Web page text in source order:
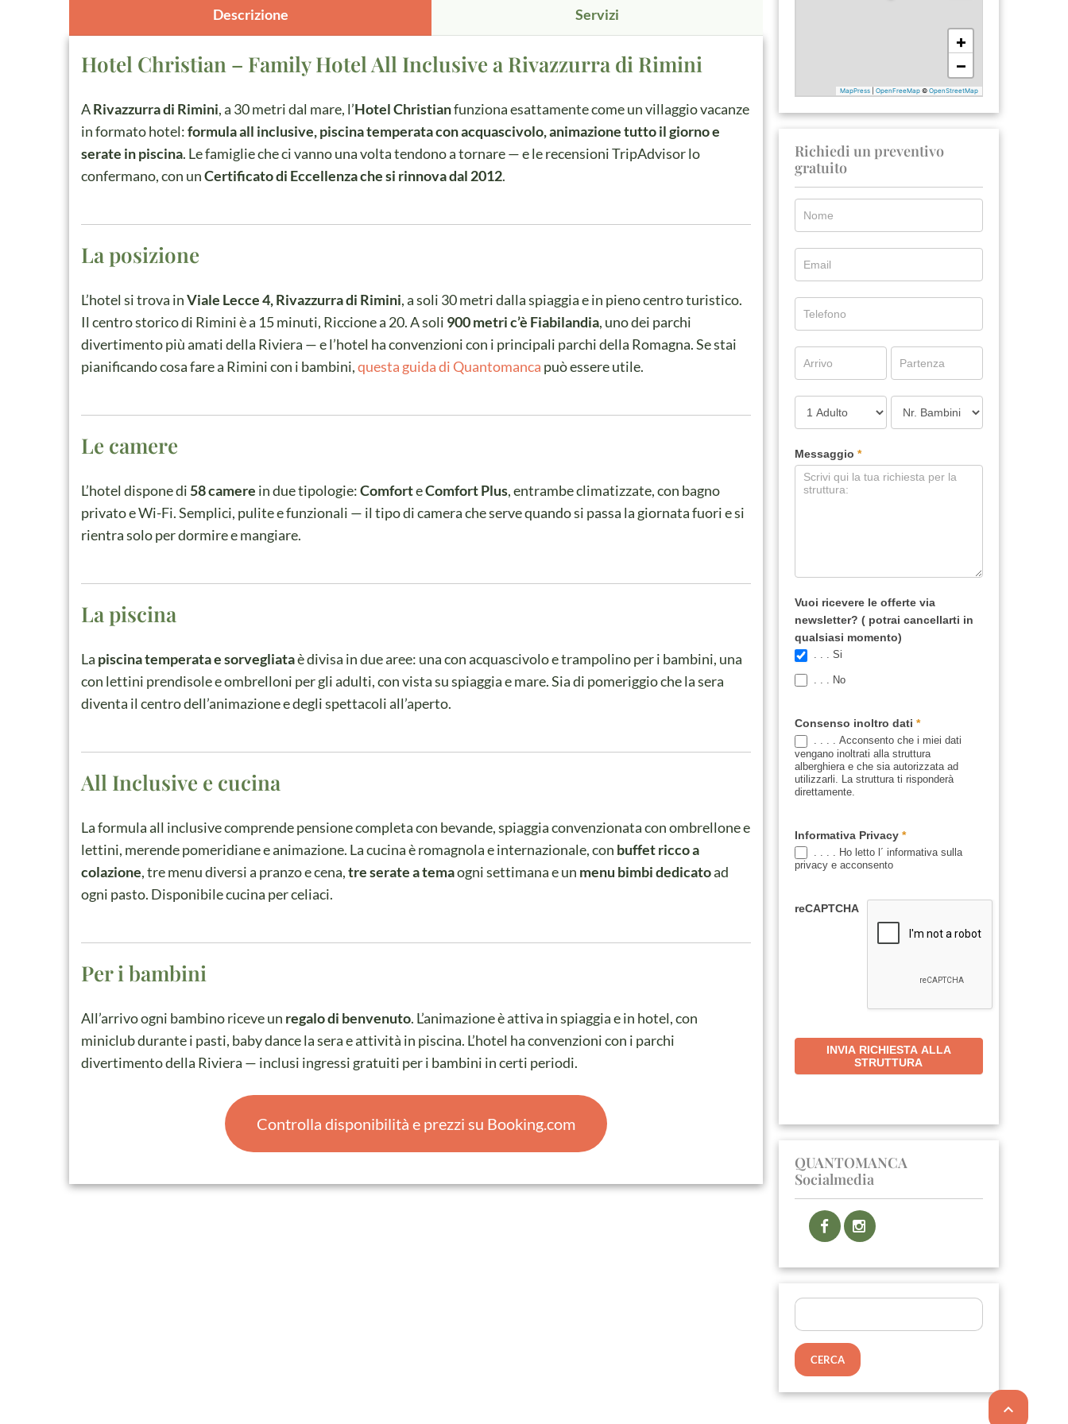
Descrizione Servizi
Hotel Christian – Family Hotel All Inclusive a Rivazzurra di Rimini
ARivazzurra di Rimini, a 30 metri dal mare, l’Hotel Christianfunziona esattamente come un villaggio vacanze
in formato hotel:formula all inclusive, piscina temperata con acquascivolo, animazione tutto il giorno e
serate in piscina. Le famiglie che ci vanno una volta tendono a tornare — e le recensioni TripAdvisor lo
confermano, con unCertificato di Eccellenza che si rinnova dal 2012.
La posizione
L’hotel si trova inViale Lecce 4, Rivazzurra di Rimini, a soli 30 metri dalla spiaggia e in pieno centro turistico.
Il centro storico di Rimini è a 15 minuti, Riccione a 20. A soli 900 metri c’è Fiabilandia, uno dei parchi
divertimento più amati della Riviera — e l’hotel ha convenzioni con i principali parchi della Romagna. Se stai
pianificando cosa fare a Rimini con i bambini,questa guida di Quantomanca può essere utile.
Le camere
L’hotel dispone di 58 camere in due tipologie:ComforteComfort Plus, entrambe climatizzate, con bagno
privato e Wi-Fi. Semplici, pulite e funzionali — il tipo di camera che serve quando si passa la giornata fuori e si
rientra solo per dormire e mangiare.
La piscina
La piscina temperata e sorvegliataè divisa in due aree: una con acquascivolo e trampolino per i bambini, una
con lettini prendisole e ombrelloni per gli adulti, con vista su spiaggia e mare. Sia di pomeriggio che la sera
diventa il centro dell’animazione e degli spettacoli all’aperto.
All Inclusive e cucina
La formula all inclusive comprende pensione completa con bevande, spiaggia convenzionata con ombrellone e
lettini, merende pomeridiane e animazione. La cucina è romagnola e internazionale, con buffet ricco a
colazione, tre menu diversi a pranzo e cena,tre serate a temaogni settimana e un menu bimbi dedicatoad
ogni pasto. Disponibile cucina per celiaci.
Per i bambini
All’arrivo ogni bambino riceve un regalo di benvenuto. L’animazione è attiva in spiaggia e in hotel, con
miniclub durante i pasti, baby dance la sera e attività in piscina. L’hotel ha convenzioni con i parchi
divertimento della Riviera — inclusi ingressi gratuiti per i bambini in certi periodi.
Controlla disponibilità e prezzi su Booking.com
Richiedi un preventivo
gratuito
Messaggio *
Vuoi ricevere le offerte via
newsletter? ( potrai cancellarti in
qualsiasi momento)
. . . Si
. . . No
Consenso inoltro dati *
. . . . Acconsento che i miei dati
vengano inoltrati alla struttura
alberghiera e che sia autorizzata ad
utilizzarli. La struttura ti risponderà
direttamente.
Informativa Privacy *
. . . . Ho letto l´ informativa sulla
privacy e acconsento
reCAPTCHA
INVIA RICHIESTA ALLA
STRUTTURA
QUANTOMANCA
Socialmedia
Ricerca
per:
